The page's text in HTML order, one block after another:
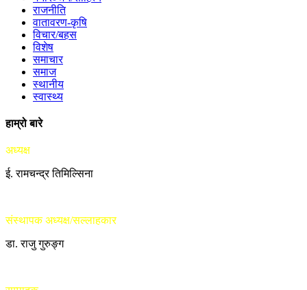
राजनीति
वातावरण-कृषि
विचार/बहस
विशेष
समाचार
समाज
स्थानीय
स्वास्थ्य
हाम्रो बारे
अध्यक्ष
ई. रामचन्द्र तिमिल्सिना
संस्थापक अध्यक्ष/सल्लाहकार
डा. राजु गुरुङ्ग